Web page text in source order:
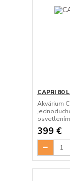
CAPRI 80
Akvárium
399 €